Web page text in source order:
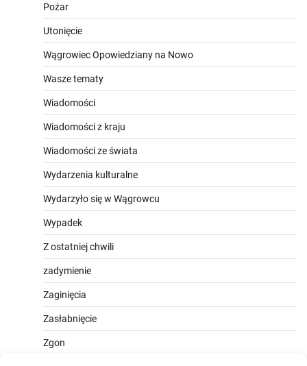
Pożar
Utonięcie
Wągrowiec Opowiedziany na Nowo
Wasze tematy
Wiadomości
Wiadomości z kraju
Wiadomości ze świata
Wydarzenia kulturalne
Wydarzyło się w Wągrowcu
Wypadek
Z ostatniej chwili
zadymienie
Zaginięcia
Zasłabnięcie
Zgon